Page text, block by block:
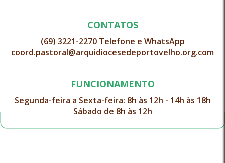
CONTATOS
(69) 3221-2270 Telefone e WhatsApp
coord.pastoral@arquidiocesedeportovelho.org.com
FUNCIONAMENTO
Segunda-feira a Sexta-feira: 8h às 12h - 14h às 18h
Sábado de 8h às 12h